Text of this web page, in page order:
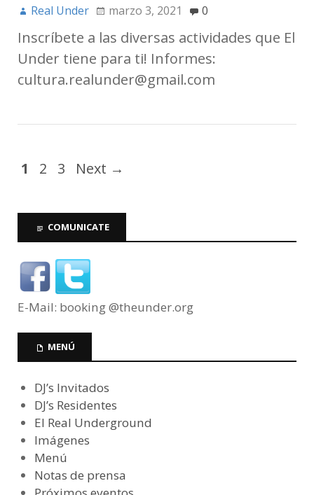
Real Under marzo 3, 2021 0
Inscríbete a las diversas actividades que El
Under tiene para ti! Informes:
cultura.realunder@gmail.com
1 2 3 Next →
COMUNICATE
E-Mail: booking @theunder.org
MENÚ
DJ’s Invitados
DJ’s Residentes
El Real Underground
Imágenes
Menú
Notas de prensa